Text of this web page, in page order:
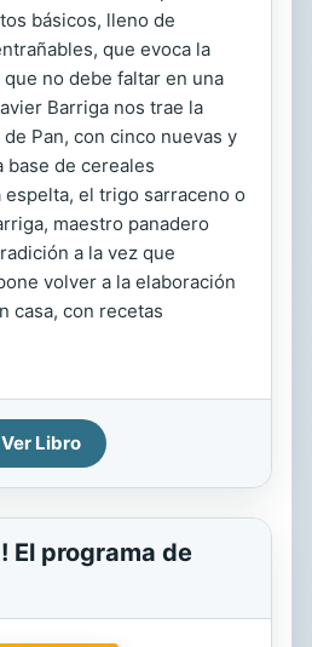
básicos, lleno de
que evoca la
no debe faltar en una
Barriga nos trae la
Pan, con cinco nuevas y
base de cereales
el trigo sarraceno o
maestro panadero
a la vez que
volver a la elaboración
casa, con recetas
Ver Libro
El programa de